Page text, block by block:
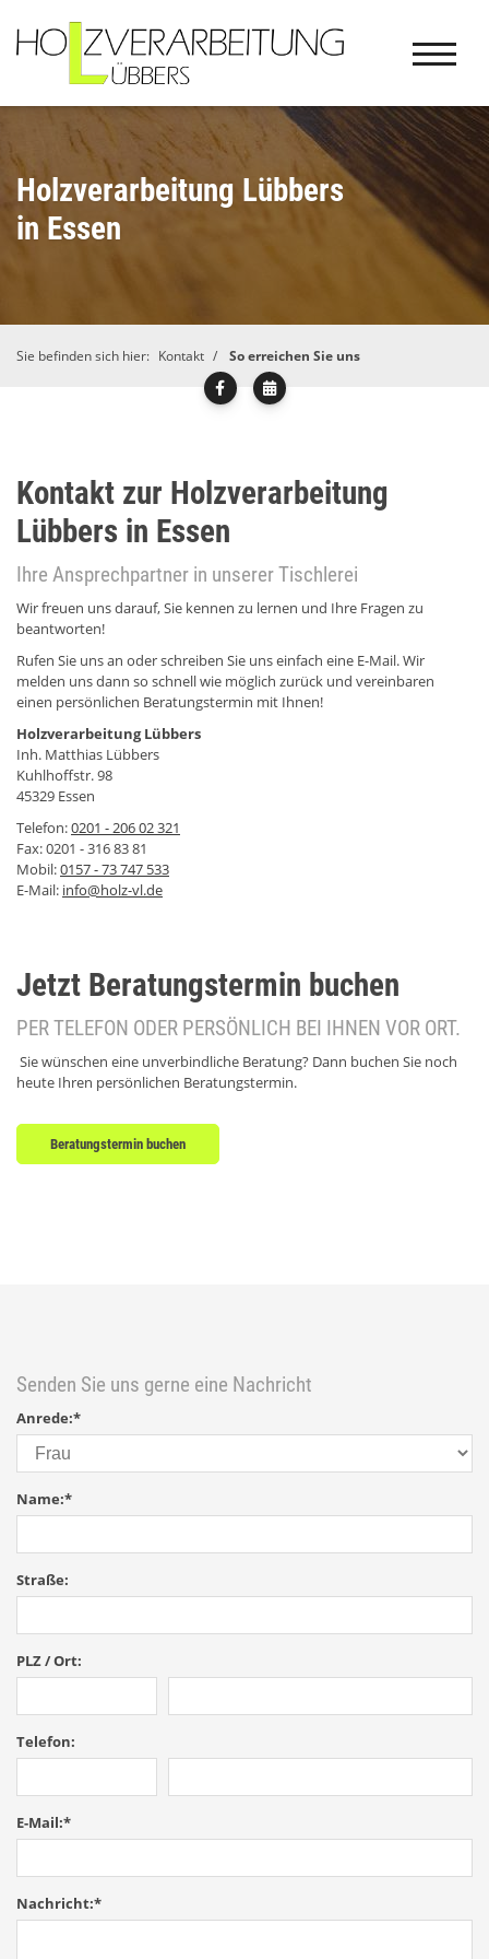
Holzverarbeitung Lübbers
in Essen
Sie befinden sich hier: Kontakt So erreichen Sie uns
Kontakt zur Holzverarbeitung
Lübbers in Essen
Ihre Ansprechpartner in unserer Tischlerei
Wir freuen uns darauf, Sie kennen zu lernen und Ihre Fragen zu
beantworten!
Rufen Sie uns an oder schreiben Sie uns einfach eine E-Mail. Wir
melden uns dann so schnell wie möglich zurück und vereinbaren
einen persönlichen Beratungstermin mit Ihnen!
Holzverarbeitung Lübbers
Inh. Matthias Lübbers
Kuhlhoffstr. 98
45329 Essen
Telefon:0201 - 206 02 321
Fax: 0201 - 316 83 81
Mobil:0157 - 73 747 533
E-Mail: info@holz-vl.de
Jetzt Beratungstermin buchen
PER TELEFON ODER PERSÖNLICH BEI IHNEN VOR ORT.
Sie wünschen eine unverbindliche Beratung? Dann buchen Sie noch
heute Ihren persönlichen Beratungstermin.
Beratungstermin buchen
Senden Sie uns gerne eine Nachricht
Anrede:*
Name:*
Straße:
PLZ / Ort:
Telefon:
E-Mail:*
Nachricht:*